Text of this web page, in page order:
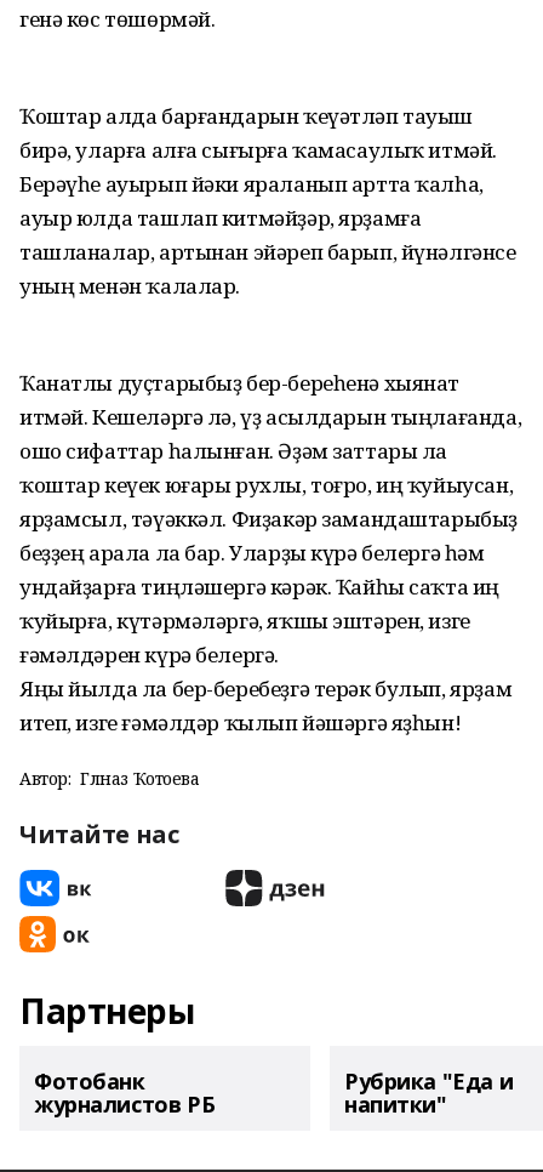
генә көс төшөрмәй.
Ҡоштар алда барғандарын ҡеүәтләп тауыш
бирә, уларға алға сығырға ҡама­саулыҡ итмәй.
Берәүһе ауырып йәки яра­ланып артта ҡалһа,
ауыр юлда ташлап китмәйҙәр, ярҙамға
ташланалар, артынан эйәреп барып, йүнәлгәнсе
уның менән ҡалалар.
Ҡанатлы дуҫтарыбыҙ бер-береһенә хы­янат
итмәй. Кешеләргә лә, үҙ асылдарын тыңлағанда,
ошо сифаттар һалынған. Әҙәм заттары ла
ҡоштар кеүек юғары рухлы, тоғро, иң ҡуйыусан,
ярҙамсыл, тәүәккәл. Фиҙакәр замандаштарыбыҙ
беҙҙең арала ла бар. Уларҙы күрә белергә һәм
ундайҙарға тиңләшергә кәрәк. Ҡайһы саҡта иң
ҡуйырға, күтәрмәләргә, яҡшы эштәрен, изге
ғәмәлдәрен күрә белергә.
Яңы йылда ла бер-беребеҙгә терәк булып, ярҙам
итеп, изге ғәмәлдәр ҡылып йәшәргә яҙһын!
Автор: Гөлназ Ҡотоева
Читайте нас
Партнеры
Фотобанк
журналистов РБ
Рубрика "Еда и
напитки"